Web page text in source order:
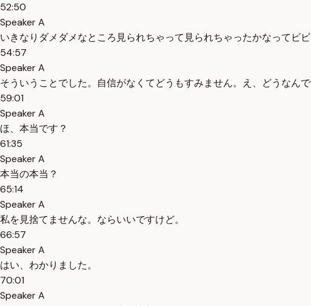
52:50
Speaker A
いきなりダメダメなところ見られちゃって見られちゃったかなってビビ
54:57
Speaker A
そういうことでした。自信がなくてどうもすみません。え、どうなん
59:01
Speaker A
ほ、本当です？
61:35
Speaker A
本当の本当？
65:14
Speaker A
私を見捨てませんな。ならいいですけど。
66:57
Speaker A
はい、わかりました。
70:01
Speaker A